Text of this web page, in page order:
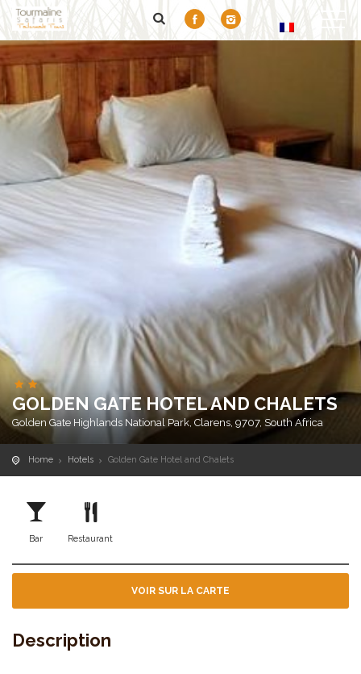
GOLDEN GATE HOTEL AND CHALETS
Golden Gate Highlands National Park, Clarens, 9707, South Africa
Home Hotels Golden Gate Hotel and Chalets
Bar Restaurant
VOIR SUR LA CARTE
Description